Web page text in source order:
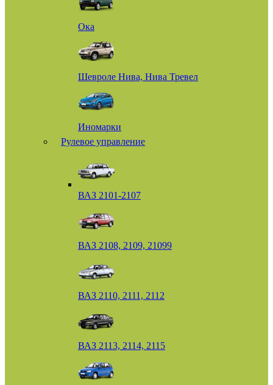
Ока
Шевроле Нива, Нива Тревел
Иномарки
Рулевое управление
ВАЗ 2101-2107
ВАЗ 2108, 2109, 21099
ВАЗ 2110, 2111, 2112
ВАЗ 2113, 2114, 2115